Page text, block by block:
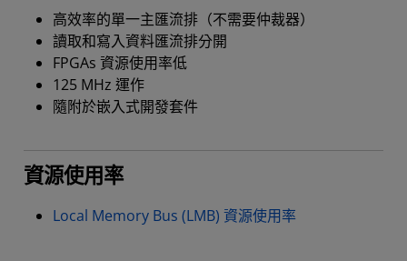
高效率的單一主匯流排（不需要仲裁器）
讀取和寫入資料匯流排分開
FPGAs 資源使用率低
125 MHz 運作
隨附於嵌入式開發套件
資源使用率
Local Memory Bus (LMB) 資源使用率